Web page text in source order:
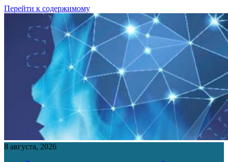
Перейти к содержимому
8 августа, 2026